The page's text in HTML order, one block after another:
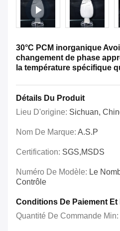
30°C PCM inorganique
changement de phase
la température spécifique
Détails Du Produit
Lieu D'origine: Sichuan,
Nom De Marque: A.S.P
Certification: SGS,MSDS
Numéro De Modèle: Le
Contrôle
Conditions De Paiement
Quantité De Commande Min: